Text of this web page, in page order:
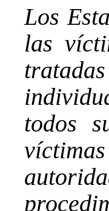
Los
las
todos